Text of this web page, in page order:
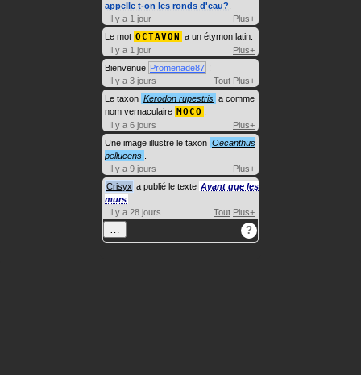
appelle t-on les ronds d'eau?
Il y a 1 jour
Plus+
Le mot OCTAVON a un étymon latin.
Il y a 1 jour
Plus+
Bienvenue Promenade87 !
Il y a 3 jours
Tout Plus+
Le taxon Kerodon rupestris a comme
nom vernaculaire MOCO
Il y a 6 jours
Plus+
Une image illustre le taxon Oecanthus
pellucens
Il y a 9 jours
Plus+
Crisyx a publié le texte Avant que les
murs
Il y a 28 jours
Tout Plus+
… ?